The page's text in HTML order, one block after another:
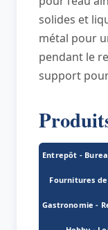
solides et
métal pour
pendant le
support
Entrepôt -
Fournitures
Gastronomie -